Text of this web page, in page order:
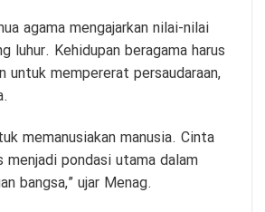
agama mengajarkan nilai-nilai
luhur. Kehidupan beragama harus
untuk mempererat persaudaraan,
memanusiakan manusia. Cinta
menjadi pondasi utama dalam
bangsa,” ujar Menag.